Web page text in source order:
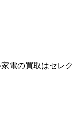
電の買取はセレク